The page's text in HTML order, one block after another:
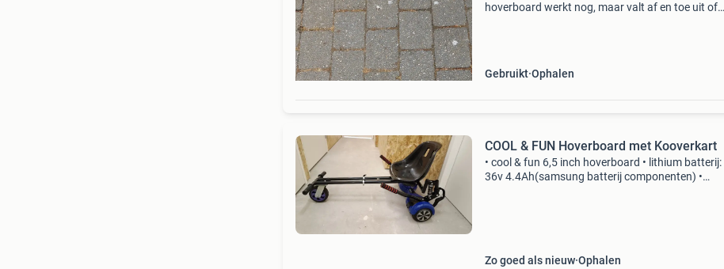
hoverboard werkt nog, maar valt af en toe uit of
Gebruikt Ophalen
COOL & FUN Hoverboard met Kooverkart
• cool & fun 6,5 inch hoverboard • lithium batterij:
36v 4.4Ah(samsung batterij componenten) •
Zo goed als nieuw Ophalen